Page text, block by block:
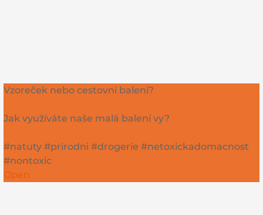
Vzoreček nebo cestovní balení?
Jak využíváte naše malá balení vy?
#natuty #prirodni #drogerie #netoxickadomacnost
#nontoxic
Open